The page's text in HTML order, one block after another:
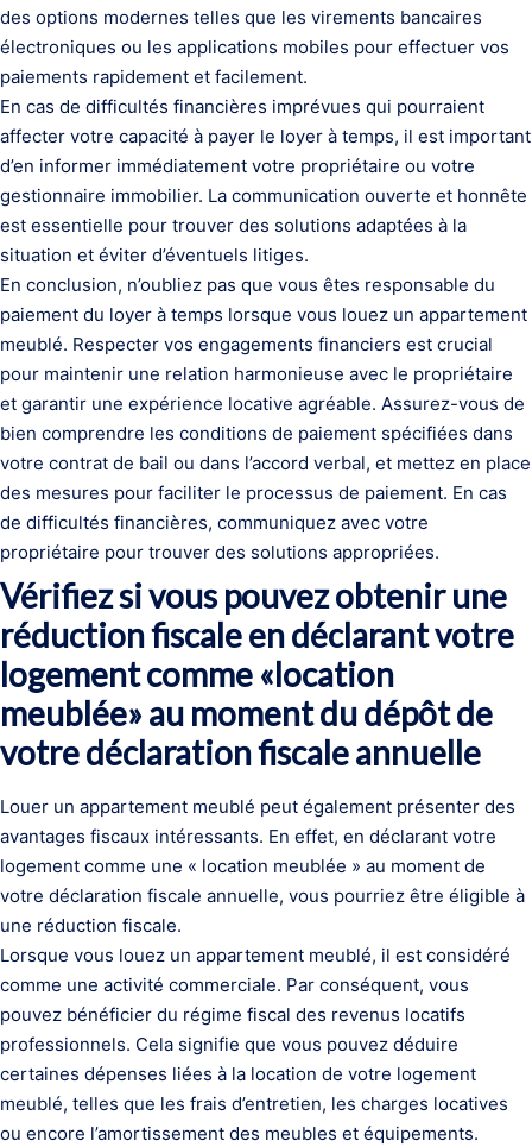
des options modernes telles que les virements bancaires
électroniques ou les applications mobiles pour effectuer vos
paiements rapidement et facilement.
En cas de difficultés financières imprévues qui pourraient
affecter votre capacité à payer le loyer à temps, il est important
d’en informer immédiatement votre propriétaire ou votre
gestionnaire immobilier. La communication ouverte et honnête
est essentielle pour trouver des solutions adaptées à la
situation et éviter d’éventuels litiges.
En conclusion, n’oubliez pas que vous êtes responsable du
paiement du loyer à temps lorsque vous louez un appartement
meublé. Respecter vos engagements financiers est crucial
pour maintenir une relation harmonieuse avec le propriétaire
et garantir une expérience locative agréable. Assurez-vous de
bien comprendre les conditions de paiement spécifiées dans
votre contrat de bail ou dans l’accord verbal, et mettez en place
des mesures pour faciliter le processus de paiement. En cas
de difficultés financières, communiquez avec votre
propriétaire pour trouver des solutions appropriées.
Vérifiez si vous pouvez obtenir une
réduction fiscale en déclarant votre
logement comme «location
meublée» au moment du dépôt de
votre déclaration fiscale annuelle
Louer un appartement meublé peut également présenter des
avantages fiscaux intéressants. En effet, en déclarant votre
logement comme une « location meublée » au moment de
votre déclaration fiscale annuelle, vous pourriez être éligible à
une réduction fiscale.
Lorsque vous louez un appartement meublé, il est considéré
comme une activité commerciale. Par conséquent, vous
pouvez bénéficier du régime fiscal des revenus locatifs
professionnels. Cela signifie que vous pouvez déduire
certaines dépenses liées à la location de votre logement
meublé, telles que les frais d’entretien, les charges locatives
ou encore l’amortissement des meubles et équipements.